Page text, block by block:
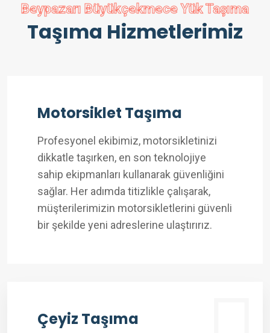
Beypazarı Büyükçekmece Yük Taşıma
Taşıma Hizmetlerimiz
Motorsiklet Taşıma
Profesyonel ekibimiz, motorsikletinizi
dikkatle taşırken, en son teknolojiye
sahip ekipmanları kullanarak güvenliğini
sağlar. Her adımda titizlikle çalışarak,
müşterilerimizin motorsikletlerini güvenli
bir şekilde yeni adreslerine ulaştırırız.
Çeyiz Taşıma